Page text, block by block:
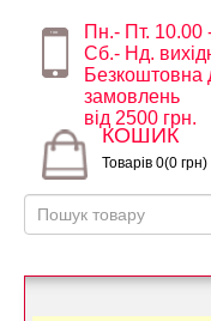
Пн.- Пт. 10.00
Сб.- Нд.
Безкоштовна
замовлень
від 2500 грн.
КОШИК
Товарів 0(0 грн)